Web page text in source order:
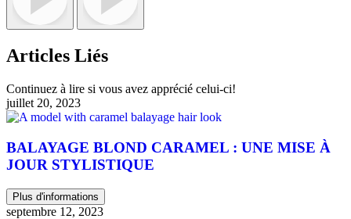
Articles Liés
Continuez à lire si vous avez apprécié celui-ci!
juillet 20, 2023
BALAYAGE BLOND CARAMEL : UNE MISE À
JOUR STYLISTIQUE
Plus d'informations
septembre 12, 2023